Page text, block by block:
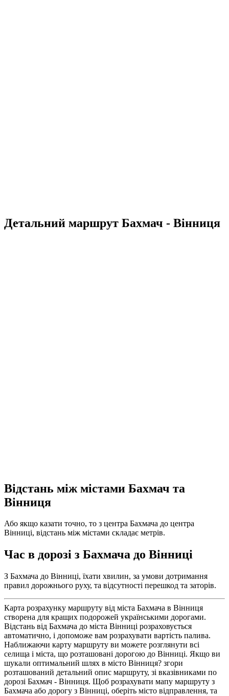
Детальний маршрут Бахмач - Вінниця
Відстань між містами Бахмач та
Вінниця
Або якщо казати точно, то з центра Бахмача до центра
Вінниці, відстань між містами складає метрів.
Час в дорозі з Бахмача до Вінниці
З Бахмача до Вінниці, їхати хвилин, за умови дотримання
правил дорожнього руху, та відсутності перешкод та заторів.
Карта розрахунку маршруту від міста Бахмача в Вінниця
створена для кращих подорожей українськими дорогами.
Відстань від Бахмача до міста Вінниці розраховується
автоматично, і допоможе вам розрахувати вартість палива.
Наближаючи карту маршруту ви можете розглянути всі
селища і міста, що розташовані дорогою до Вінниці. Якщо ви
шукали оптимальний шлях в місто Вінниця? згори
розташований детальний опис маршруту, зі вказівниками по
дорозі Бахмач - Вінниця. Щоб розрахувати мапу маршруту з
Бахмача або дорогу з Вінниці, оберіть місто відправлення, та